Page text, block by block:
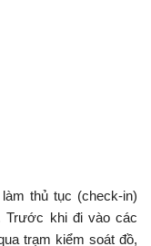
thủ tục (check-in)
Trước khi đi vào các
trạm kiểm soát đồ,